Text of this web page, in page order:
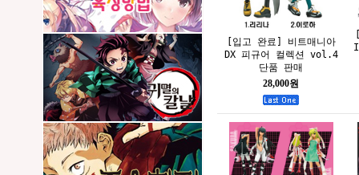
[입고 완료] 비트매니아
DX 피규어 컬렉션 vol.4
단품 판매
28,000원